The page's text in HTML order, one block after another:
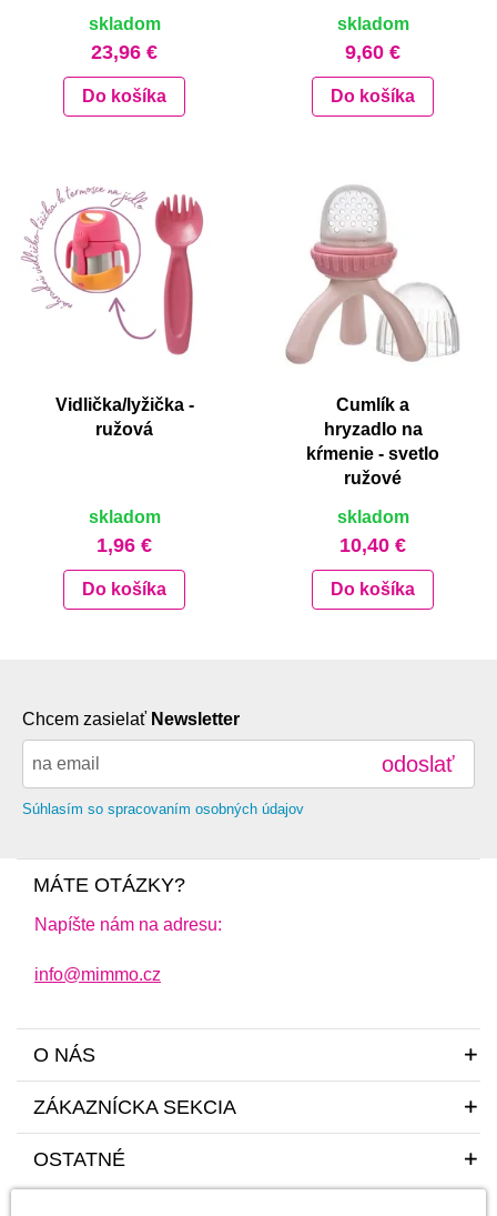
skladom
23,96 €
Do košíka
skladom
9,60 €
Do košíka
Vidlička/lyžička -
ružová
skladom
1,96 €
Do košíka
Cumlík a
hryzadlo na
kŕmenie - svetlo
ružové
skladom
10,40 €
Do košíka
Chcem zasielať Newsletter
odoslať
Súhlasím so spracovaním osobných údajov
MÁTE OTÁZKY?
Napíšte nám na adresu:
info@mimmo.cz
O NÁS
ZÁKAZNÍCKA SEKCIA
OSTATNÉ